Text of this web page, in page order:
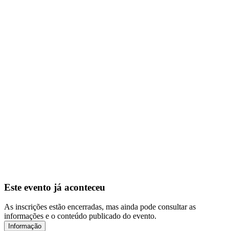
Este evento já aconteceu
As inscrições estão encerradas, mas ainda pode consultar as
informações e o conteúdo publicado do evento.
Informação